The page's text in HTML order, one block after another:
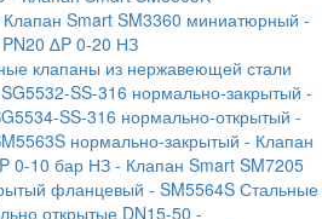
Smart SM3360 миниатюрный -
∆P 0-20 НЗ
клапаны из нержавеющей стали
SS-316 нормально-закрытый -
SS-316 нормально-открытый -
нормально-закрытый - Клапан
0-10 бар НЗ - Клапан Smart SM7205
фланцевый - SM5564S Стальные
открытые DN15-50 -